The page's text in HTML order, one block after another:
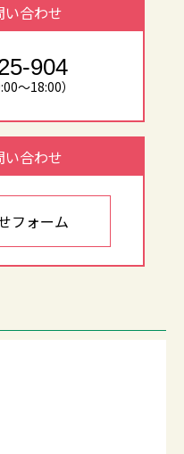
い合わせ
904
～18:00）
い合わせ
フォーム